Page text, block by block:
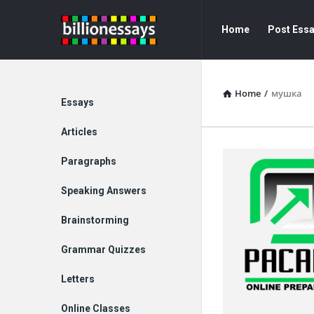
Billion
Essays
Essays
Navigation
Home Post
Home / мушка
Explore
Essays
Articles
Paragraphs
Speaking Answers
Brainstorming
Grammar Quizzes
Letters
Online Classes